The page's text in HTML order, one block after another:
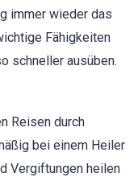
immer wieder das
Fähigkeiten
schneller ausüben.
Reisen durch
bei einem Heiler
Vergiftungen heilen